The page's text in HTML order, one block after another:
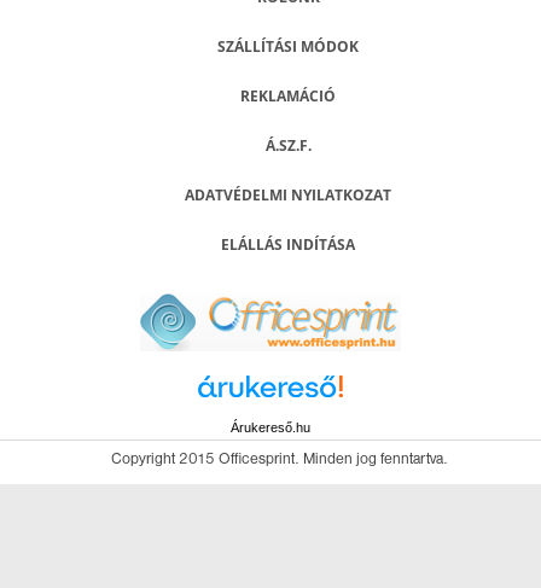
SZÁLLÍTÁSI MÓDOK
REKLAMÁCIÓ
Á.SZ.F.
ADATVÉDELMI NYILATKOZAT
ELÁLLÁS INDÍTÁSA
Árukereső.hu
Copyright 2015 Officesprint. Minden jog fenntartva.